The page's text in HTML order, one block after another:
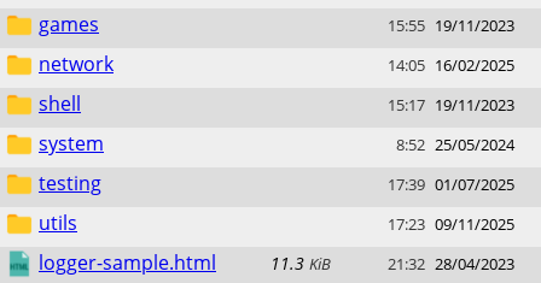
games 15:55 19/11/2023
network 14:05 16/02/2025
shell 15:17 19/11/2023
system 8:52 25/05/2024
testing 17:39 01/07/2025
utils 17:23 09/11/2025
logger-sample.html 11.3 KiB 21:32 28/04/2023